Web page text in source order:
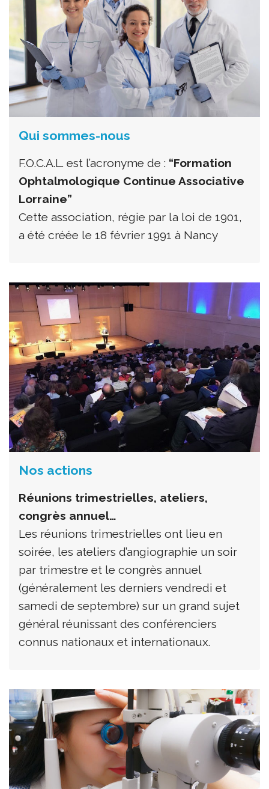
Qui sommes-nous
F.O.C.A.L. est l’acronyme de : “Formation
Ophtalmologique Continue Associative
Lorraine”
Cette association, régie par la loi de 1901,
a été créée le 18 février 1991 à Nancy
Nos actions
Réunions trimestrielles, ateliers,
congrès annuel…
Les réunions trimestrielles ont lieu en
soirée, les ateliers d’angiographie un soir
par trimestre et le congrès annuel
(généralement les derniers vendredi et
samedi de septembre) sur un grand sujet
général réunissant des conférenciers
connus nationaux et internationaux.